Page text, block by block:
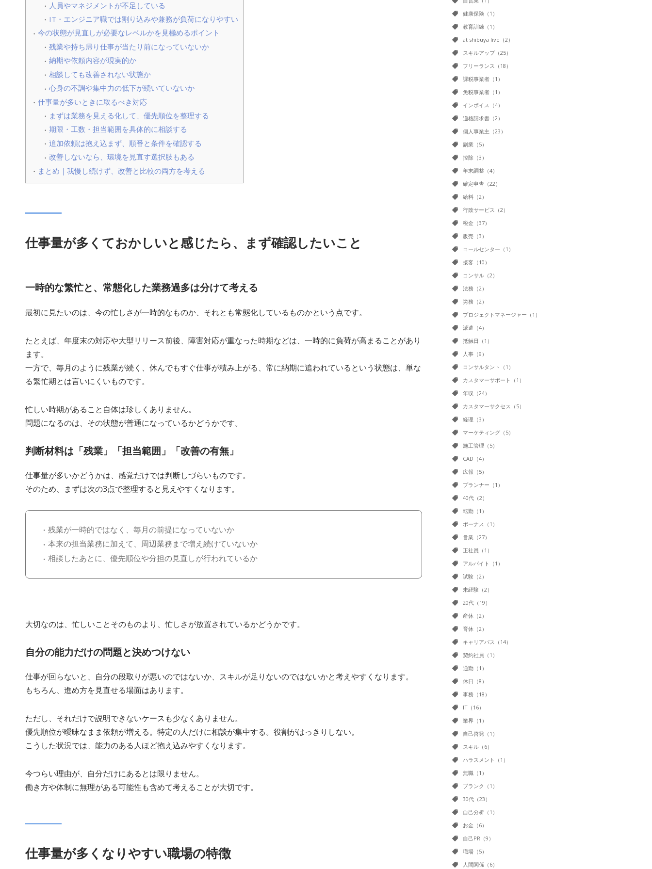
人員やマネジメントが不足している
IT・エンジニア職では割り込みや兼務が負荷になりやすい
今の状態が見直しが必要なレベルかを見極めるポイント
残業や持ち帰り仕事が当たり前になっていないか
納期や依頼内容が現実的か
相談しても改善されない状態か
心身の不調や集中力の低下が続いていないか
仕事量が多いときに取るべき対応
まずは業務を見える化して、優先順位を整理する
期限・工数・担当範囲を具体的に相談する
追加依頼は抱え込まず、順番と条件を確認する
改善しないなら、環境を見直す選択肢もある
まとめ｜我慢し続けず、改善と比較の両方を考える
仕事量が多くておかしいと感じたら、まず確認したいこと
一時的な繁忙と、常態化した業務過多は分けて考える
最初に見たいのは、今の忙しさが一時的なものか、それとも常態化しているものかという点です。
たとえば、年度末の対応や大型リリース前後、障害対応が重なった時期などは、一時的に負荷が高まることがあり
ます。
一方で、毎月のように残業が続く、休んでもすぐ仕事が積み上がる、常に納期に追われているという状態は、単な
る繁忙期とは言いにくいものです。
忙しい時期があること自体は珍しくありません。
問題になるのは、その状態が普通になっているかどうかです。
判断材料は「残業」「担当範囲」「改善の有無」
仕事量が多いかどうかは、感覚だけでは判断しづらいものです。
そのため、まずは次の3点で整理すると見えやすくなります。
残業が一時的ではなく、毎月の前提になっていないか
本来の担当業務に加えて、周辺業務まで増え続けていないか
相談したあとに、優先順位や分担の見直しが行われているか
大切なのは、忙しいことそのものより、忙しさが放置されているかどうかです。
自分の能力だけの問題と決めつけない
仕事が回らないと、自分の段取りが悪いのではないか、スキルが足りないのではないかと考えやすくなります。
もちろん、進め方を見直せる場面はあります。
ただし、それだけで説明できないケースも少なくありません。
優先順位が曖昧なまま依頼が増える。特定の人だけに相談が集中する。役割がはっきりしない。
こうした状況では、能力のある人ほど抱え込みやすくなります。
今つらい理由が、自分だけにあるとは限りません。
働き方や体制に無理がある可能性も含めて考えることが大切です。
仕事量が多くなりやすい職場の特徴
健康保険（1）
教育訓練（1）
at shibuya live（2）
スキルアップ（25）
フリーランス（18）
課税事業者（1）
免税事業者（1）
インボイス（4）
適格請求書（2）
個人事業主（23）
副業（5）
控除（3）
年末調整（4）
確定申告（22）
給料（2）
行政サービス（2）
税金（37）
販売（3）
コールセンター（1）
接客（10）
コンサル（2）
法務（2）
労務（2）
プロジェクトマネージャー（1）
派遣（4）
抵触日（1）
人事（9）
コンサルタント（1）
カスタマーサポート（1）
年収（24）
カスタマーサクセス（5）
経理（3）
マーケティング（5）
施工管理（5）
CAD（4）
広報（5）
プランナー（1）
40代（2）
転勤（1）
ボーナス（1）
営業（27）
正社員（1）
アルバイト（1）
試験（2）
未経験（2）
20代（19）
産休（2）
育休（2）
キャリアパス（14）
契約社員（1）
通勤（1）
休日（8）
事務（18）
IT（16）
業界（1）
自己啓発（1）
スキル（6）
ハラスメント（1）
無職（1）
ブランク（1）
30代（23）
自己分析（1）
お金（6）
自己PR（9）
職場（5）
人間関係（6）